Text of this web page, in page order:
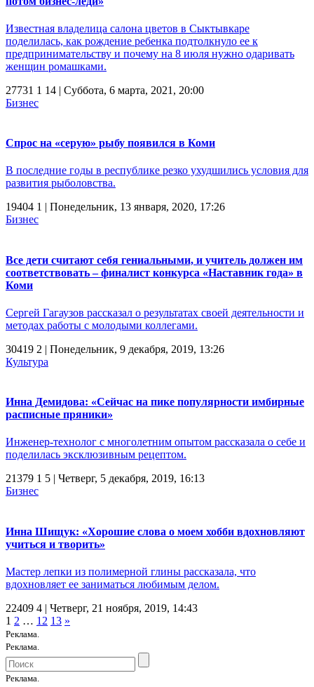
Известная владелица салона цветов в Сыктывкаре
поделилась, как рождение ребенка подтолкнуло ее к
предпринимательству и почему на 8 июля нужно одаривать
женщин ромашками.
27731 1 14 | Суббота, 6 марта, 2021, 20:00
Бизнес
Спрос на «серую» рыбу появился в Коми
В последние годы в республике резко ухудшились условия для
развития рыболовства.
19404 1 | Понедельник, 13 января, 2020, 17:26
Бизнес
Все дети считают себя гениальными, и учитель должен им
соответствовать – финалист конкурса «Наставник года» в
Коми
Сергей Гагаузов рассказал о результатах своей деятельности и
методах работы с молодыми коллегами.
30419 2 | Понедельник, 9 декабря, 2019, 13:26
Культура
Инна Демидова: «Сейчас на пике популярности имбирные
расписные пряники»
Инженер-технолог с многолетним опытом рассказала о себе и
поделилась эксклюзивным рецептом.
21379 1 5 | Четверг, 5 декабря, 2019, 16:13
Бизнес
Инна Шищук: «Хорошие слова о моем хобби вдохновляют
учиться и творить»
Мастер лепки из полимерной глины рассказала, что
вдохновляет ее заниматься любимым делом.
22409 4 | Четверг, 21 ноября, 2019, 14:43
1 2 … 12 13 »
Реклама.
Реклама.
Реклама.